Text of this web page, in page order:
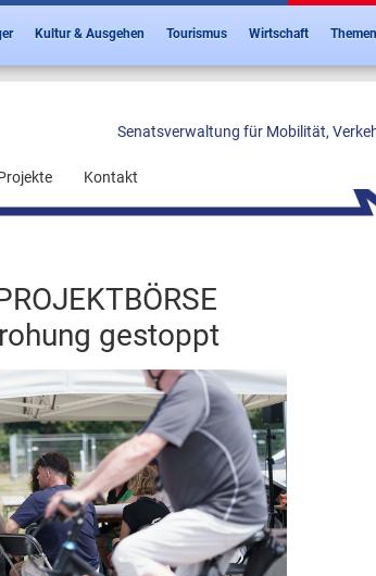
Kultur & Ausgehen Tourismus Wirtschaft Themen
Kontakt
Senatsverwaltung für Mobilität,
gestoppt